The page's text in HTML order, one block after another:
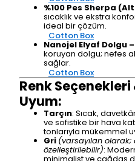
%100 Pes Sherpa
sıcaklık ve ekstra
ideal bir çözüm.
Cotton Box
Nanojel Elyaf Dolgu
koruyan dolgu; nefes
sağlar.
Cotton Box
Renk
Uyum:
Tarçın: Sıcak,
ve sofistike bir hava
tonlarıyla mükemmel
Gri (varsayılan
özelleştirilebilir):